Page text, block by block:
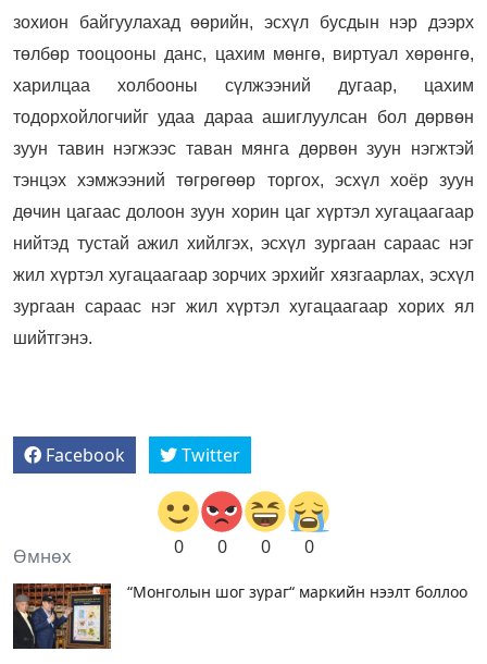
зохион байгуулахад өөрийн, эсхүл бусдын нэр дээрх
төлбөр тооцооны данс, цахим мөнгө, виртуал хөрөнгө,
харилцаа холбооны сүлжээний дугаар, цахим
тодорхойлогчийг удаа дараа ашиглуулсан бол дөрвөн
зуун тавин нэгжээс таван мянга дөрвөн зуун нэгжтэй
тэнцэх хэмжээний төгрөгөөр торгох, эсхүл хоёр зуун
дөчин цагаас долоон зуун хорин цаг хүртэл хугацаагаар
нийтэд тустай ажил хийлгэх, эсхүл зургаан сараас нэг
жил хүртэл хугацаагаар зорчих эрхийг хязгаарлах, эсхүл
зургаан сараас нэг жил хүртэл хугацаагаар хорих ял
шийтгэнэ.
Facebook Twitter
0 0 0 0
Өмнөх
“Монголын шог зураг“ маркийн нээлт боллоо